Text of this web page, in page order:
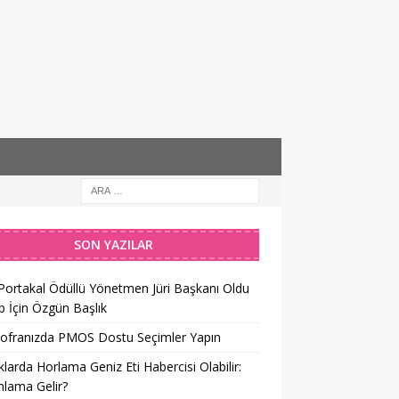
SON YAZILAR
Ödüllü Yönetmen Jüri Başkanı Oldu
İçin Özgün Başlık
PMOS Dostu Seçimler Yapın
Horlama Geniz Eti Habercisi Olabilir:
Gelir?